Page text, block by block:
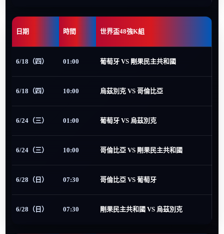
日期 時間 世界盃48強K組
6/18（四） 01:00 葡萄牙 VS 剛果民主共和國
6/18（四） 10:00 烏茲別克 VS 哥倫比亞
6/24（三） 01:00 葡萄牙 VS 烏茲別克
6/24（三） 10:00 哥倫比亞 VS 剛果民主共和國
6/28（日） 07:30 哥倫比亞 VS 葡萄牙
6/28（日） 07:30 剛果民主共和國 VS 烏茲別克